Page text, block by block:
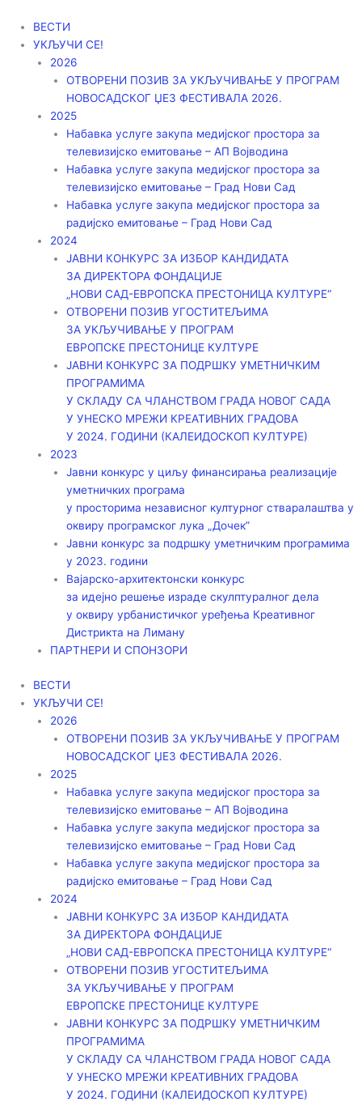
садржај
ВЕСТИ
УКЉУЧИ СЕ!
2026
ОТВОРЕНИ ПОЗИВ ЗА УКЉУЧИВАЊЕ У ПРОГРАМ
НОВОСАДСКОГ ЏЕЗ ФЕСТИВАЛА 2026.
2025
Набавка услуге закупа медијског простора за
телевизијско емитовање – АП Војводинa
Набавка услуге закупа медијског простора за
телевизијско емитовање – Град Нови Сад
Набавка услуге закупа медијског простора за
радијско емитовање – Град Нови Сад
2024
ЈАВНИ КОНКУРС ЗА ИЗБОР КАНДИДАТА
ЗА ДИРЕКТОРА ФОНДАЦИЈЕ
„НОВИ САД-ЕВРОПСКА ПРЕСТОНИЦА КУЛТУРЕ“
ОТВОРЕНИ ПОЗИВ УГОСТИТЕЉИМА
ЗА УКЉУЧИВАЊЕ У ПРОГРАМ
ЕВРОПСКЕ ПРЕСТОНИЦЕ КУЛТУРЕ
ЈАВНИ КОНКУРС ЗА ПОДРШКУ УМЕТНИЧКИМ
ПРОГРАМИМА
У СКЛАДУ СА ЧЛАНСТВОМ ГРАДА НОВОГ САДА
У УНЕСКО МРЕЖИ КРЕАТИВНИХ ГРАДОВА
У 2024. ГОДИНИ (КАЛЕИДОСКОП КУЛТУРЕ)
2023
Јавни конкурс у циљу финансирања реализације
уметничких програма
у просторима независног културног стваралаштва у
оквиру програмског лука „Дочек”
Јавни конкурс за подршку уметничким програмима
у 2023. години
Вајарско-архитектонски конкурс
за идејно решење израде скулптуралног дела
у оквиру урбанистичког уређења Креативног
Дистрикта на Лиману
ПАРТНЕРИ И СПОНЗОРИ
ВЕСТИ
УКЉУЧИ СЕ!
2026
ОТВОРЕНИ ПОЗИВ ЗА УКЉУЧИВАЊЕ У ПРОГРАМ
НОВОСАДСКОГ ЏЕЗ ФЕСТИВАЛА 2026.
2025
Набавка услуге закупа медијског простора за
телевизијско емитовање – АП Војводинa
Набавка услуге закупа медијског простора за
телевизијско емитовање – Град Нови Сад
Набавка услуге закупа медијског простора за
радијско емитовање – Град Нови Сад
2024
ЈАВНИ КОНКУРС ЗА ИЗБОР КАНДИДАТА
ЗА ДИРЕКТОРА ФОНДАЦИЈЕ
„НОВИ САД-ЕВРОПСКА ПРЕСТОНИЦА КУЛТУРЕ“
ОТВОРЕНИ ПОЗИВ УГОСТИТЕЉИМА
ЗА УКЉУЧИВАЊЕ У ПРОГРАМ
ЕВРОПСКЕ ПРЕСТОНИЦЕ КУЛТУРЕ
ЈАВНИ КОНКУРС ЗА ПОДРШКУ УМЕТНИЧКИМ
ПРОГРАМИМА
У СКЛАДУ СА ЧЛАНСТВОМ ГРАДА НОВОГ САДА
У УНЕСКО МРЕЖИ КРЕАТИВНИХ ГРАДОВА
У 2024. ГОДИНИ (КАЛЕИДОСКОП КУЛТУРЕ)